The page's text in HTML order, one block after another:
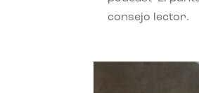
consejo lector.